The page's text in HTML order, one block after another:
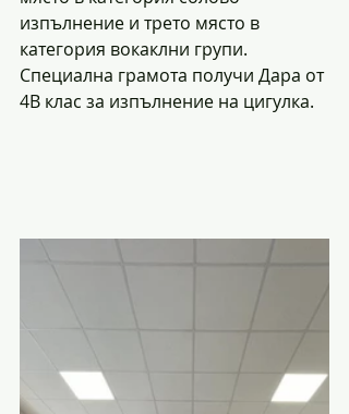
изпълнение и трето място в
категория вокаклни групи.
Специална грамота получи Дара от
4В клас за изпълнение на цигулка.